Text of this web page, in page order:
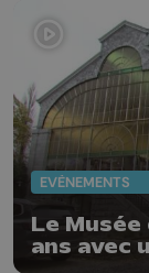
EVÈNEMENTS
Le
ans avec